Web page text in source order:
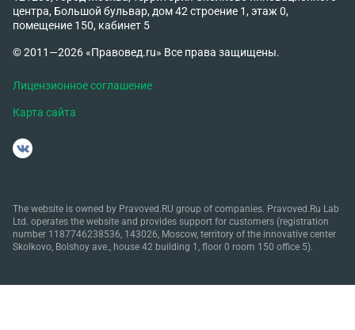
центра, Большой бульвар, дом 42 строение 1, этаж 0,
помещение 150, кабинет 5
© 2011—2026 «Правовед.ru» Все права защищены.
Лицензионное соглашение
Карта сайта
The website is owned by Pravoved.RU group of companies. Pravoved.Ru Lab
Ltd. operates the website and provides support for customers (registration
number 1187746238536, 143026, Moscow, territory of the innovative center
Skolkovo, Bolshoy ave., house 42 building 1, floor 0 room 150 office 5).